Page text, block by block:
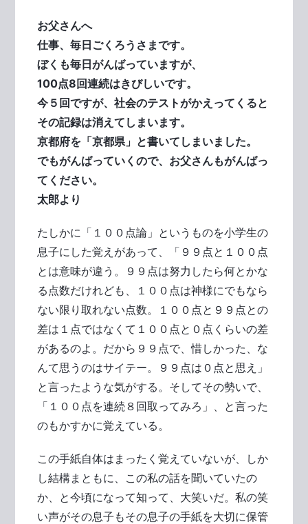
お父さんへ
仕事、毎日ごくろうさまです。
ぼくも毎日がんばっていますが、
100点8回連続はきびしいです。
今５回ですが、社会のテストがかえってくると
その記録は消えてしまいます。
京都府を「京都県」と書いてしまいました。
でもがんばっていくので、お父さんもがんばっ
てください。
太郎より
たしかに「１００点論」というものを小学生の
息子にした覚えがあって、「９９点と１００点
とは意味が違う。９９点は努力したら何とかな
る点数だけれども、１００点は神様にでもなら
ない限り取れない点数。１００点と９９点との
差は１点ではなくて１００点と０点くらいの差
があるのよ。だから９９点で、惜しかった、な
んて思うのはサイテー。９９点は０点と思え」
と言ったような気がする。そしてその勢いで、
「１００点を連続８回取ってみろ」、と言った
のもかすかに覚えている。
この手紙自体はまったく覚えていないが、しか
し結構まともに、この私の話を聞いていたの
か、と今頃になって知って、大笑いだ。私の笑
い声がその息子もその息子の手紙を大切に保管